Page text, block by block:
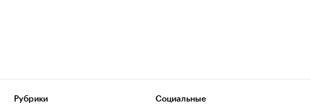
Рубрики
Социальные